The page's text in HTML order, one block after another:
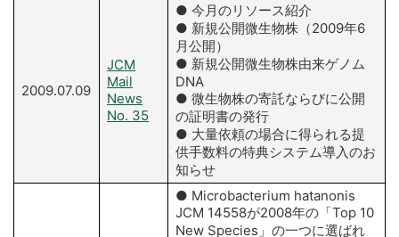
2009.07.09
JCM
Mail
News
No. 35
● 今月のリソース紹介
● 新規公開微生物株（2009年6
月公開）
● 新規公開微生物株由来ゲノム
DNA
● 微生物株の寄託ならびに公開
の証明書の発行
● 大量依頼の場合に得られる提
供手数料の特典システム導入のお
知らせ
● Microbacterium hatanonis
JCM 14558が2008年の「Top 10
New Species」の一つに選ばれ